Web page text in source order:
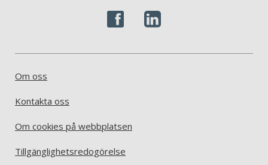
Om oss
Kontakta oss
Om cookies på webbplatsen
Tillgänglighetsredogörelse